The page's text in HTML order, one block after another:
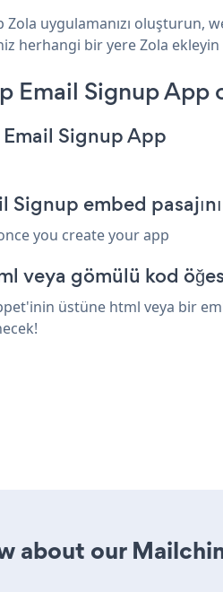
uygulamanızı oluşturun,
herhangi bir yere Zola
Email Signup App
Signup App
embed
you create your app
veya gömülü kod
üstüne html veya bir
about our